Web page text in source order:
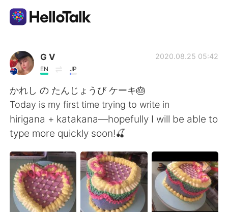
Language Exchange App
AI Grammar Checker
English
简体中文 繁體中文
Español العربية
Français Deutsch
G V
EN JP
2020.08.25 05:42
かれし の たんじょうび ケーキ🎂
Today is my first time trying to write in
hirigana + katakana—hopefully I will be able to
type more quickly soon!🍒